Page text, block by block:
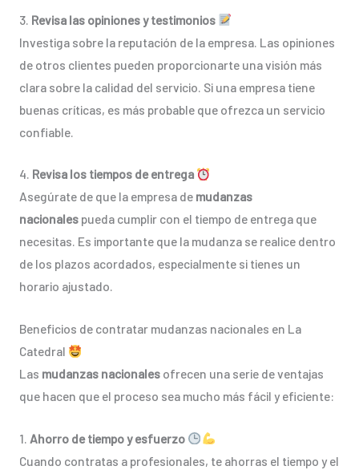
3. Revisa las opiniones y testimonios
Investiga sobre la reputación de la empresa. Las opiniones
de otros clientes pueden proporcionarte una visión más
clara sobre la calidad del servicio. Si una empresa tiene
buenas críticas, es más probable que ofrezca un servicio
confiable.
4. Revisa los tiempos de entrega
Asegúrate de que la empresa de mudanzas
nacionalespueda cumplir con el tiempo de entrega que
necesitas. Es importante que la mudanza se realice dentro
de los plazos acordados, especialmente si tienes un
horario ajustado.
Beneficios de contratar mudanzas nacionales en La
Catedral
Las mudanzas nacionalesofrecen una serie de ventajas
que hacen que el proceso sea mucho más fácil y eficiente:
1. Ahorro de tiempo y esfuerzo
Cuando contratas a profesionales, te ahorras el tiempo y el